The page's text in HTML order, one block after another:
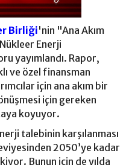
Birliği'nin "Ana Akım
Enerji
yayımlandı. Rapor,
ve özel finansman
için ana akım bir
için gereken
koyuyor.
talebinin karşılanması
2050’ye kadar
Bunun için de yılda